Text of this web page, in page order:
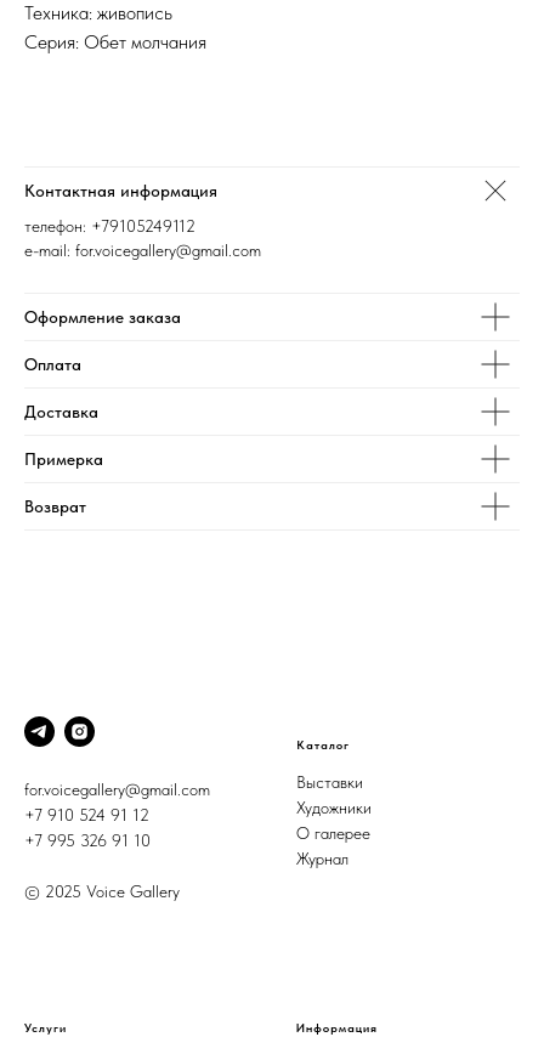
Техника: живопись
Серия: Обет молчания
Контактная информация
телефон: +79105249112
e-mail: for.voicegallery@gmail.com
Оформление заказа
Оплата
Доставка
Примерка
Возврат
for.voicegallery@gmail.com
+7 910 524 91 12
+7 995 326 91 10
© 2025 Voice Gallery
Каталог
Выставки
Художники
О галерее
Журнал
Услуги Информация